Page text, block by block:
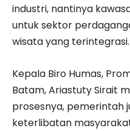
industri, nantinya
untuk sektor
wisata yang terintegrasi.
Kepala Biro Humas,
Batam, Ariastuty Sirait
prosesnya, pemerintah
keterlibatan